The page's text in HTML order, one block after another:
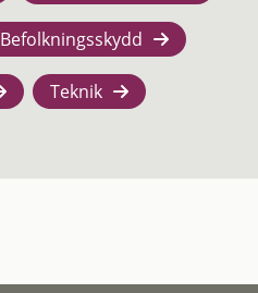
Befolkningsskydd
Teknik